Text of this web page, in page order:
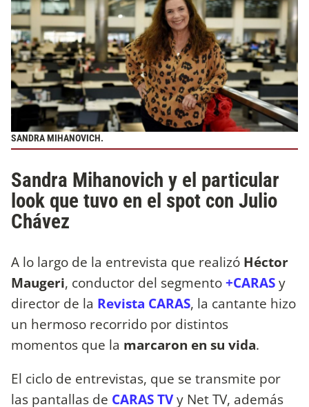
SANDRA MIHANOVICH.
Sandra Mihanovich y el particular
look que tuvo en el spot con Julio
Chávez
A lo largo de la entrevista que realizó Héctor
Maugeri, conductor del segmento+CARASy
director de la Revista CARAS, la cantante hizo
un hermoso recorrido por distintos
momentos que la marcaron en su vida.
El ciclo de entrevistas, que se transmite por
las pantallas de CARAS TVy Net TV, además